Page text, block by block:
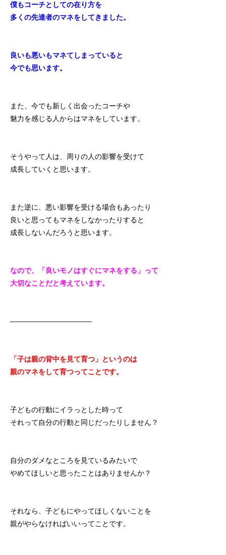
僕もコーチとしての在り方を
多くの先達者のマネをしてきました。
良いも悪いもマネてしまっていると
今でも思います。
また、今でも新しく出会ったコーチや
魅力を感じる人からはマネをしています。
そうやって人は、周りの人の影響を受けて
成長していくと思います。
また逆に、悪い影響を受ける場合もあったり
良いと思ってもマネをしなかったりすると
成長しないんだろうと思います。
なので、「良いモノはすぐにマネをする」って
大切なことだと考えています。
———————————–
「子は親の背中を見て育つ」というのは
親のマネをして育つってことです。
子どもの行動にイラっとした時って
それって自分の行動と同じだったりしません？
自分のダメなところを見ているみたいで
やめてほしいと思ったことはありませんか？
それなら、子どもにやってほしくないことを
親がやらなければいいってことです。